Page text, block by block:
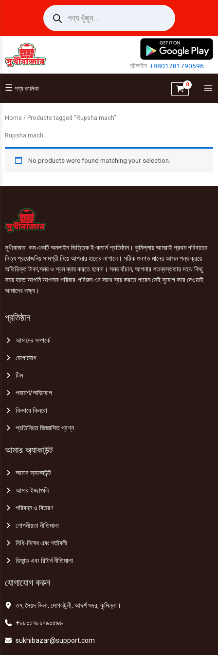
Products
search
হটলাইন:+8801781790596
☰ পণ্য তালিকা
Home / Products tagged “Rupsha mach”
Rupsha mach
No products were found matching your selection.
সুখীবাজার .কম একটি অনলাইন ভিত্তিক ই-কমার্স প্রতিষ্ঠান। কুমিল্লায় আমরাই প্রথম পরিবারের
নিত্য প্রয়োজনিয় সামগ্রী নিয়ে আপনার হাতের নাগালে। সঠিক গুনগত মানের আসল পন্য ক্রয়ে
অতিরিক্ত টাকা,সময় ও শ্রম ব্যায় করতে হবেনা। সময় বাঁচান, আপনার শতব্যস্ততার মাঝে কিছু
সময় যাতে আপনি আপনার পরিবার-পরিজন এর সাথে ব্যয় করতে পারেন সেই সুযোগ করে দেওয়াই
আমাদের লক্ষ্য।
প্রতিষ্ঠান
আমাদের সম্পর্কে
যোগাযোগ
টিম
পরামর্শ/অভিযোগ
কিভাবে কিনবো
প্রতিনিয়ত জিজ্ঞাসিত প্রশ্ন
আমার অ্যাকাউন্ট
আমার অ্যাকাউন্ট
আমার ইচ্ছাগুলি
পরিবহন ও বিতরণ
গোপনীয়তা নীতিমালা
বিধি-নিষেধ এবং শর্তাবলী
রিফান্ড এবং রিটার্ন নীতিমালা
যোগাযোগ করুন
৩৭, সৈয়দ ভিলা, মোগলটুলী, আদর্শ সদর, কুমিল্লা।
+৮৮০১৭৮১৭৯০৫৯৬
sukhibazar@support.com